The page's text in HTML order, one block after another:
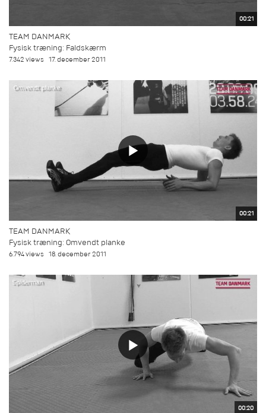
00:21
TEAM DANMARK
Fysisk træning: Faldskærm
7.342 views 17. december 2011
00:21
TEAM DANMARK
Fysisk træning: Omvendt planke
6.794 views 18. december 2011
00:20